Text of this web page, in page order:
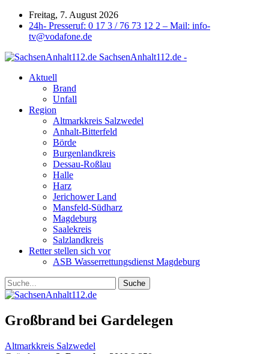
Freitag, 7. August 2026
24h- Presseruf: 0 17 3 / 76 73 12 2 – Mail: info-
tv@vodafone.de
SachsenAnhalt112.de -
Aktuell
Brand
Unfall
Region
Altmarkkreis Salzwedel
Anhalt-Bitterfeld
Börde
Burgenlandkreis
Dessau-Roßlau
Halle
Harz
Jerichower Land
Mansfeld-Südharz
Magdeburg
Saalekreis
Salzlandkreis
Retter stellen sich vor
ASB Wasserrettungsdienst Magdeburg
Großbrand bei Gardelegen
Altmarkkreis Salzwedel